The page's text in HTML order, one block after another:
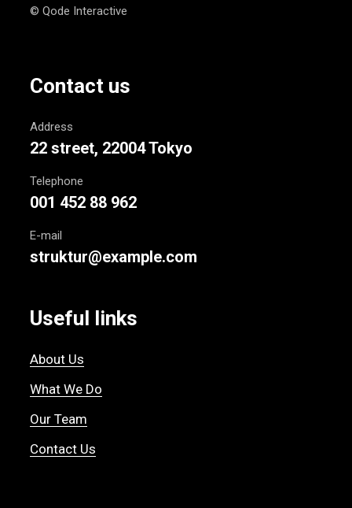
© Qode Interactive
Contact us
Address
22 street, 22004 Tokyo
Telephone
001 452 88 962
E-mail
struktur@example.com
Useful links
About Us
What We Do
Our Team
Contact Us